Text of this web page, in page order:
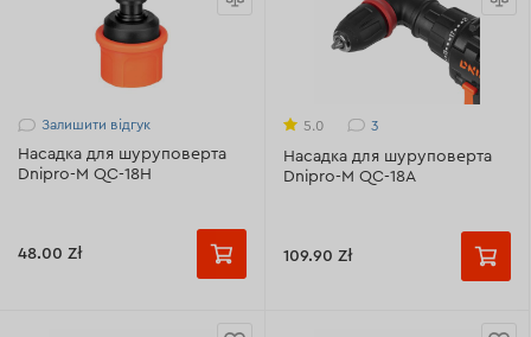
Залишити відгук
Насадка для шуруповерта
Dnipro-M QC-18H
48.00 Zł
5.0 3
Насадка для шуруповерта
Dnipro-M QC-18А
109.90 Zł